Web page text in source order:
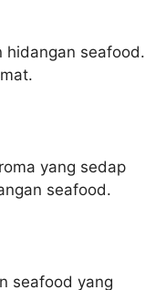
hidangan seafood.
yang sedap
seafood.
seafood yang